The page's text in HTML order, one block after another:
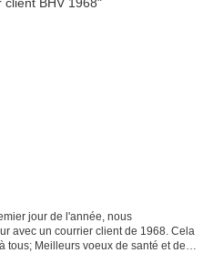
jour de l'année, nous
avec un courrier client de 1968. Cela
tous; Meilleurs voeux de santé et de